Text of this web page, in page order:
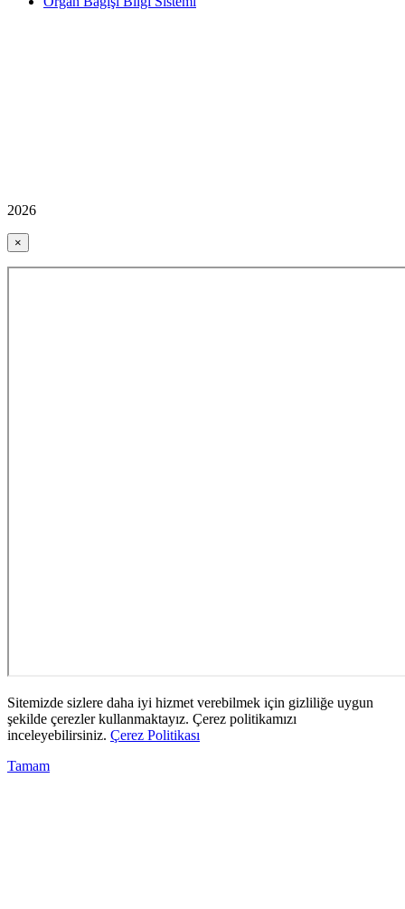
2026
×
Sitemizde sizlere daha iyi hizmet verebilmek için gizliliğe uygun
şekilde çerezler kullanmaktayız. Çerez politikamızı
inceleyebilirsiniz. Çerez Politikası
Tamam